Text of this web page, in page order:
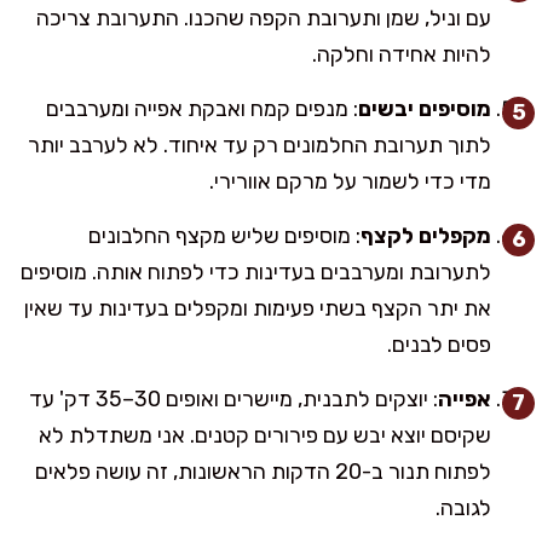
עם וניל, שמן ותערובת הקפה שהכנו. התערובת צריכה
להיות אחידה וחלקה.
מוסיפים יבשים: מנפים קמח ואבקת אפייה ומערבבים
לתוך תערובת החלמונים רק עד איחוד. לא לערבב יותר
מדי כדי לשמור על מרקם אוורירי.
מקפלים לקצף: מוסיפים שליש מקצף החלבונים
לתערובת ומערבבים בעדינות כדי לפתוח אותה. מוסיפים
את יתר הקצף בשתי פעימות ומקפלים בעדינות עד שאין
פסים לבנים.
אפייה
: יוצקים לתבנית, מיישרים ואופים 30–35 דק' עד
שקיסם יוצא יבש עם פירורים קטנים. אני משתדלת לא
לפתוח תנור ב-20 הדקות הראשונות, זה עושה פלאים
לגובה.